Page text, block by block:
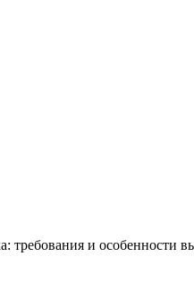
требования и особенности